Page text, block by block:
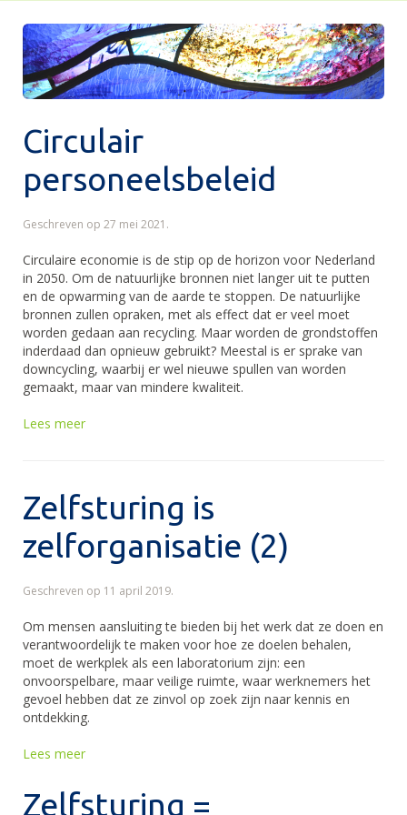
Circulair
personeelsbeleid
Geschreven op 27 mei 2021 .
Circulaire economie is de stip op de horizon voor Nederland
in 2050. Om de natuurlijke bronnen niet langer uit te putten
en de opwarming van de aarde te stoppen. De natuurlijke
bronnen zullen opraken, met als effect dat er veel moet
worden gedaan aan recycling. Maar worden de grondstoffen
inderdaad dan opnieuw gebruikt? Meestal is er sprake van
downcycling, waarbij er wel nieuwe spullen van worden
gemaakt, maar van mindere kwaliteit.
Lees meer
Zelfsturing is
zelforganisatie (2)
Geschreven op 11 april 2019.
Om mensen aansluiting te bieden bij het werk dat ze doen en
verantwoordelijk te maken voor hoe ze doelen behalen,
moet de werkplek als een laboratorium zijn: een
onvoorspelbare, maar veilige ruimte, waar werknemers het
gevoel hebben dat ze zinvol op zoek zijn naar kennis en
ontdekking.
Lees meer
Zelfsturing =